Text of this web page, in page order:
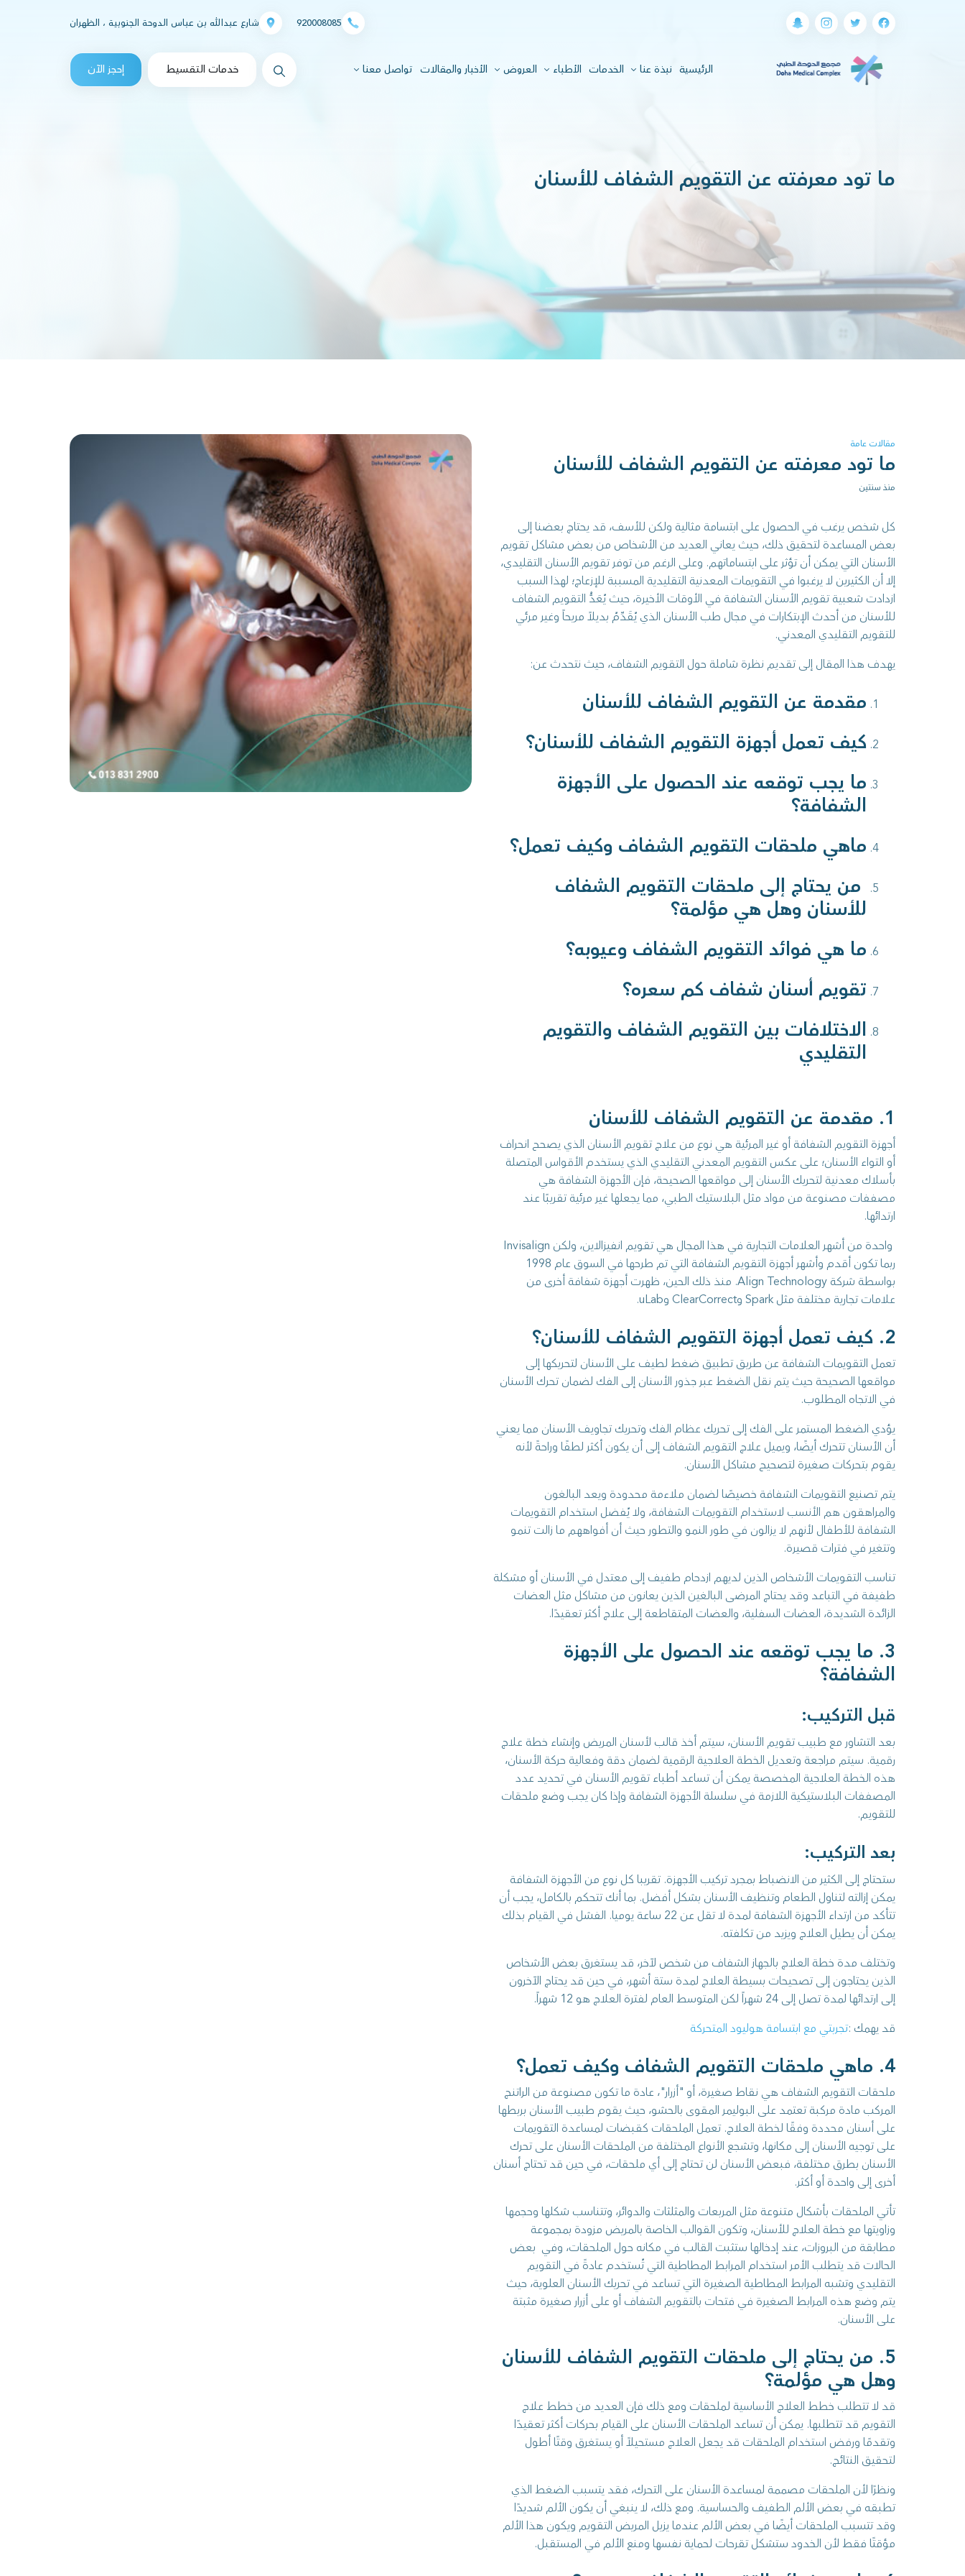
920008085 شارع عبدالله بن عباس الدوحة الجنوبية ، الظهران
الرئيسية(current) نبذة عنا الخدمات الأطباء العروض الأخبار والمقالات تواصل معنا messages.Searchخدمات التقسيط إحجز الآن
ما تود معرفته عن التقويم الشفاف للأسنان
مقالات عامة
ما تود معرفته عن التقويم الشفاف للأسنان
منذ سنتين
كل شخص يرغب في الحصول على ابتسامة مثالية ولكن للأسف، قد يحتاج بعضنا إلى
بعض المساعدة لتحقيق ذلك، حيث يعاني العديد من الأشخاص من بعض مشاكل تقويم
الأسنان التي يمكن أن تؤثر على ابتساماتهم. وعلى الرغم من توفر تقويم الأسنان التقليدي،
إلا أن الكثيرين لا يرغبوا في التقويمات المعدنية التقليدية المسببة للإزعاج؛ لهذا السبب
ازدادت شعبية تقويم الأسنان الشفافة في الأوقات الأخيرة، حيث يُعَدُّ التقويم الشفاف
للأسنان من أحدث الإبتكارات في مجال طب الأسنان الذي يُقَدِّمُ بديلاً مريحاً وغير مرئي
للتقويم التقليدي المعدني.
يهدف هذا المقال إلى تقديم نظرة شاملة حول التقويم الشفاف، حيث نتحدث عن:
مقدمة عن التقويم الشفاف للأسنان
كيف تعمل أجهزة التقويم الشفاف للأسنان؟
ما يجب توقعه عند الحصول على الأجهزة
الشفافة؟
ماهي ملحقات التقويم الشفاف وكيف تعمل؟
من يحتاج إلى ملحقات التقويم الشفاف
للأسنان وهل هي مؤلمة؟
ما هي فوائد التقويم الشفاف وعيوبه؟
تقويم أسنان شفاف كم سعره؟
الاختلافات بين التقويم الشفاف والتقويم
التقليدي
1. مقدمة عن التقويم الشفاف للأسنان
أجهزة التقويم الشفافة أو غير المرئية هي نوع من علاج تقويم الأسنان الذي يصحح انحراف
أو التواء الأسنان؛ على عكس التقويم المعدني التقليدي الذي يستخدم الأقواس المتصلة
بأسلاك معدنية لتحريك الأسنان إلى مواقعها الصحيحة، فإن الأجهزة الشفافة هي
مصففات مصنوعة من مواد مثل البلاستيك الطبي، مما يجعلها غير مرئية تقريبًا عند
ارتدائها.
واحدة من أشهر العلامات التجارية في هذا المجال هي تقويم انفيزالاين، ولكن Invisalign
ربما تكون أقدم وأشهر أجهزة التقويم الشفافة التي تم طرحها في السوق عام 1998
بواسطة شركة Align Technology. منذ ذلك الحين، ظهرت أجهزة شفافة أخرى من
علامات تجارية مختلفة مثل Spark وClearCorrect وuLab.
2. كيف تعمل أجهزة التقويم الشفاف للأسنان؟
تعمل التقويمات الشفافة عن طريق تطبيق ضغط لطيف على الأسنان لتحريكها إلى
مواقعها الصحيحة حيث يتم نقل الضغط عبر جذور الأسنان إلى الفك لضمان تحرك الأسنان
في الاتجاه المطلوب.
يؤدي الضغط المستمر على الفك إلى تحريك عظام الفك وتحريك تجاويف الأسنان مما يعني
أن الأسنان تتحرك أيضًا، ويميل علاج التقويم الشفاف إلى أن يكون أكثر لطفًا وراحةً لأنه
يقوم بتحركات صغيرة لتصحيح مشاكل الأسنان.
يتم تصنيع التقويمات الشفافة خصيصًا لضمان ملاءمة محدودة ويعد البالغون
والمراهقون هم الأنسب لاستخدام التقويمات الشفافة، ولا يُفضل استخدام التقويمات
الشفافة للأطفال لأنهم لا يزالون في طور النمو والتطور حيث أن أفواههم ما زالت تنمو
وتتغير في فترات قصيرة.
تناسب التقويمات الأشخاص الذين لديهم ازدحام طفيف إلى معتدل في الأسنان أو مشكلة
طفيفة في التباعد وقد يحتاج المرضى البالغين الذين يعانون من مشاكل مثل العضات
الزائدة الشديدة، العضات السفلية، والعضات المتقاطعة إلى علاج أكثر تعقيدًا.
3. ما يجب توقعه عند الحصول على الأجهزة
الشفافة؟
قبل التركيب:
بعد التشاور مع طبيب تقويم الأسنان، سيتم أخذ قالب لأسنان المريض وإنشاء خطة علاج
رقمية. سيتم مراجعة وتعديل الخطة العلاجية الرقمية لضمان دقة وفعالية حركة الأسنان،
هذه الخطة العلاجية المخصصة يمكن أن تساعد أطباء تقويم الأسنان في تحديد عدد
المصففات البلاستيكية اللازمة في سلسلة الأجهزة الشفافة وإذا كان يجب وضع ملحقات
للتقويم.
بعد التركيب:
ستحتاج إلى الكثير من الانضباط بمجرد تركيب الأجهزة. تقريبا كل نوع من الأجهزة الشفافة
يمكن إزالته لتناول الطعام وتنظيف الأسنان بشكل أفضل. بما أنك تتحكم بالكامل، يجب أن
تتأكد من ارتداء الأجهزة الشفافة لمدة لا تقل عن 22 ساعة يوميا. الفشل في القيام بذلك
يمكن أن يطيل العلاج ويزيد من تكلفته.
وتختلف مدة خطة العلاج بالجهاز الشفاف من شخص لآخر، قد يستغرق بعض الأشخاص
الذين يحتاجون إلى تصحيحات بسيطة العلاج لمدة ستة أشهر، في حين قد يحتاج الآخرون
إلى ارتدائها لمدة تصل إلى 24 شهراً لكن المتوسط العام لفترة العلاج هو 12 شهراً.
قد يهمك :تجربتي مع ابتسامة هوليود المتحركة
4. ماهي ملحقات التقويم الشفاف وكيف تعمل؟
ملحقات التقويم الشفاف هي نقاط صغيرة، أو "أزرار"، عادة ما تكون مصنوعة من الراتنج
المركب مادة مركبة تعتمد على البوليمر المقوى بالحشو، حيث يقوم طبيب الأسنان بربطها
على أسنان محددة وفقًا لخطة العلاج. تعمل الملحقات كقبضات لمساعدة التقويمات
على توجيه الأسنان إلى مكانها، وتشجع الأنواع المختلفة من الملحقات الأسنان على تحرك
الأسنان بطرق مختلفة، فبعض الأسنان لن تحتاج إلى أي ملحقات، في حين قد تحتاج أسنان
أخرى إلى واحدة أو أكثر.
تأتي الملحقات بأشكال متنوعة مثل المربعات والمثلثات والدوائر، وتتناسب شكلها وحجمها
وزاويتها مع خطة العلاج للأسنان، وتكون القوالب الخاصة بالمريض مزودة بمجموعة
مطابقة من البروزات، عند إدخالها ستثبت القالب في مكانه حول الملحقات، وفي بعض
الحالات قد يتطلب الأمر استخدام المرابط المطاطية التي تُستخدم عادةً في التقويم
التقليدي وتشبه المرابط المطاطية الصغيرة التي تساعد في تحريك الأسنان العلوية، حيث
يتم وضع هذه المرابط الصغيرة في فتحات بالتقويم الشفاف أو على أزرار صغيرة مثبتة
على الأسنان.
5. من يحتاج إلى ملحقات التقويم الشفاف للأسنان
وهل هي مؤلمة؟
قد لا تتطلب خطط العلاج الأساسية لـملحقات ومع ذلك فإن العديد من خطط علاج
التقويم قد تتطلبها. يمكن أن تساعد الملحقات الأسنان على القيام بحركات أكثر تعقيدًا
وتقدمًا ورفض استخدام الملحقات قد يجعل العلاج مستحيلاً أو يستغرق وقتًا أطول
لتحقيق النتائج.
ونظرًا لأن الملحقات مصممة لمساعدة الأسنان على التحرك، فقد يتسبب الضغط الذي
تطبقه في بعض الألم الطفيف والحساسية. ومع ذلك، لا ينبغي أن يكون الألم شديدًا
وقد تتسبب الملحقات أيضًا في بعض الألم عندما يزيل المريض التقويم ويكون هذا الألم
مؤقتًا فقط لأن الخدود ستشكل تقرحات لحماية نفسها ومنع الألم في المستقبل.